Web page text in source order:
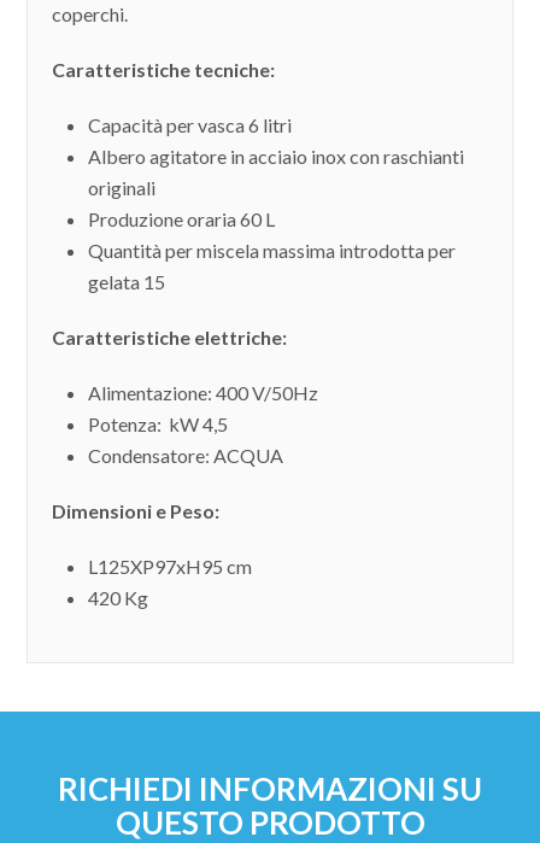
coperchi.
Caratteristiche tecniche:
Capacità per vasca 6 litri
Albero agitatore in acciaio inox con raschianti
originali
Produzione oraria 60 L
Quantità per miscela massima introdotta per
gelata 15
Caratteristiche elettriche:
Alimentazione: 400 V/50Hz
Potenza: kW 4,5
Condensatore: ACQUA
Dimensioni e Peso:
L125XP97xH95 cm
420 Kg
RICHIEDI INFORMAZIONI SU
QUESTO PRODOTTO